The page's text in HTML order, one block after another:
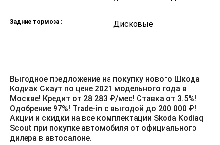
Система «ЭРА-ГЛОНАСС»
усилителем голоса, 8 динамиков,
Apple Chip
Электромеханический усилитель
руля, с регулировкой в
зависимости от скорости
Обогрев лобового стекла
Задние тормоза : Дисковые
Выгодное предложение на покупку нового Шкода
Кодиак Скаут по цене 2021 модельного года в
Москве! Кредит от 28 283 ₽/мес! Ставка от 3.5%!️
Одобрение 97%! Trade-in с выгодой до 200 000 ₽!
Акции и скидки на все комплектации Skoda Kodiaq
Scout при покупке автомобиля от официального
дилера в автосалоне.